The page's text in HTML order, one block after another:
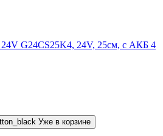
G24CS25K4, 24V, 25см, c АКБ 4
Уже в корзине